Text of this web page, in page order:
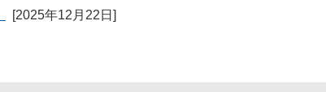
[2025年12月22日 ]